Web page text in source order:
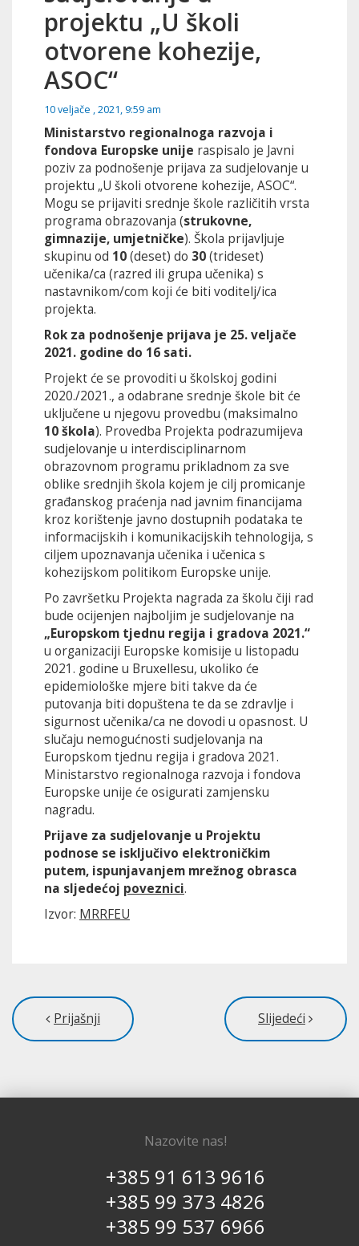
projektu „U školi
otvorene kohezije,
ASOC“
10 veljače , 2021, 9:59 am
Ministarstvo regionalnoga razvoja i
fondova Europske unije raspisalo je Javni
poziv za podnošenje prijava za sudjelovanje u
projektu „U školi otvorene kohezije, ASOC“.
Mogu se prijaviti srednje škole različitih vrsta
programa obrazovanja (strukovne,
gimnazije, umjetničke). Škola prijavljuje
skupinu od 10(deset) do 30(trideset)
učenika/ca (razred ili grupa učenika) s
nastavnikom/com koji će biti voditelj/ica
projekta.
Rok za podnošenje prijava je 25. veljače
2021. godine do 16 sati.
Projekt će se provoditi u školskoj godini
2020./2021., a odabrane srednje škole bit će
uključene u njegovu provedbu (maksimalno
10 škola). Provedba Projekta podrazumijeva
sudjelovanje u interdisciplinarnom
obrazovnom programu prikladnom za sve
oblike srednjih škola kojem je cilj promicanje
građanskog praćenja nad javnim financijama
kroz korištenje javno dostupnih podataka te
informacijskih i komunikacijskih tehnologija, s
ciljem upoznavanja učenika i učenica s
kohezijskom politikom Europske unije.
Po završetku Projekta nagrada za školu čiji rad
bude ocijenjen najboljim je sudjelovanje na
„Europskom tjednu regija i gradova 2021.“
u organizaciji Europske komisije u listopadu
2021. godine u Bruxellesu, ukoliko će
epidemiološke mjere biti takve da će
putovanja biti dopuštena te da se zdravlje i
sigurnost učenika/ca ne dovodi u opasnost. U
slučaju nemogućnosti sudjelovanja na
Europskom tjednu regija i gradova 2021.
Ministarstvo regionalnoga razvoja i fondova
Europske unije će osigurati zamjensku
nagradu.
Prijave za sudjelovanje u Projektu
podnose se isključivo elektroničkim
putem, ispunjavanjem mrežnog obrasca
na sljedećoj poveznici.
Izvor: MRRFEU
Prijašnji Slijedeći
Nazovite nas!
+385 91 613 9616
+385 99 373 4826
+385 99 537 6966